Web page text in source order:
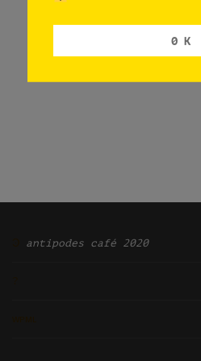
antipodes café 2020
0 K